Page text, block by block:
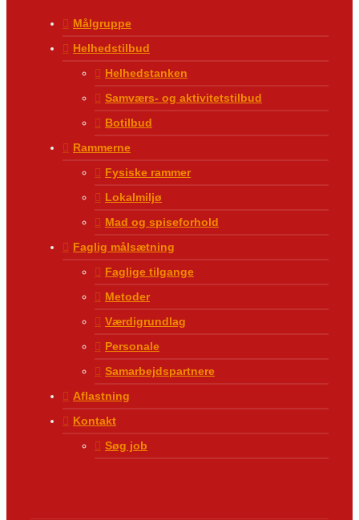
Målgruppe
Helhedstilbud
Helhedstanken
Samværs- og aktivitetstilbud
Botilbud
Rammerne
Fysiske rammer
Lokalmiljø
Mad og spiseforhold
Faglig målsætning
Faglige tilgange
Metoder
Værdigrundlag
Personale
Samarbejdspartnere
Aflastning
Kontakt
Søg job